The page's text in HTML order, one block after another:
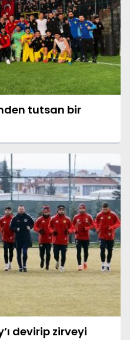
tutsan bir
devirip zirveyi